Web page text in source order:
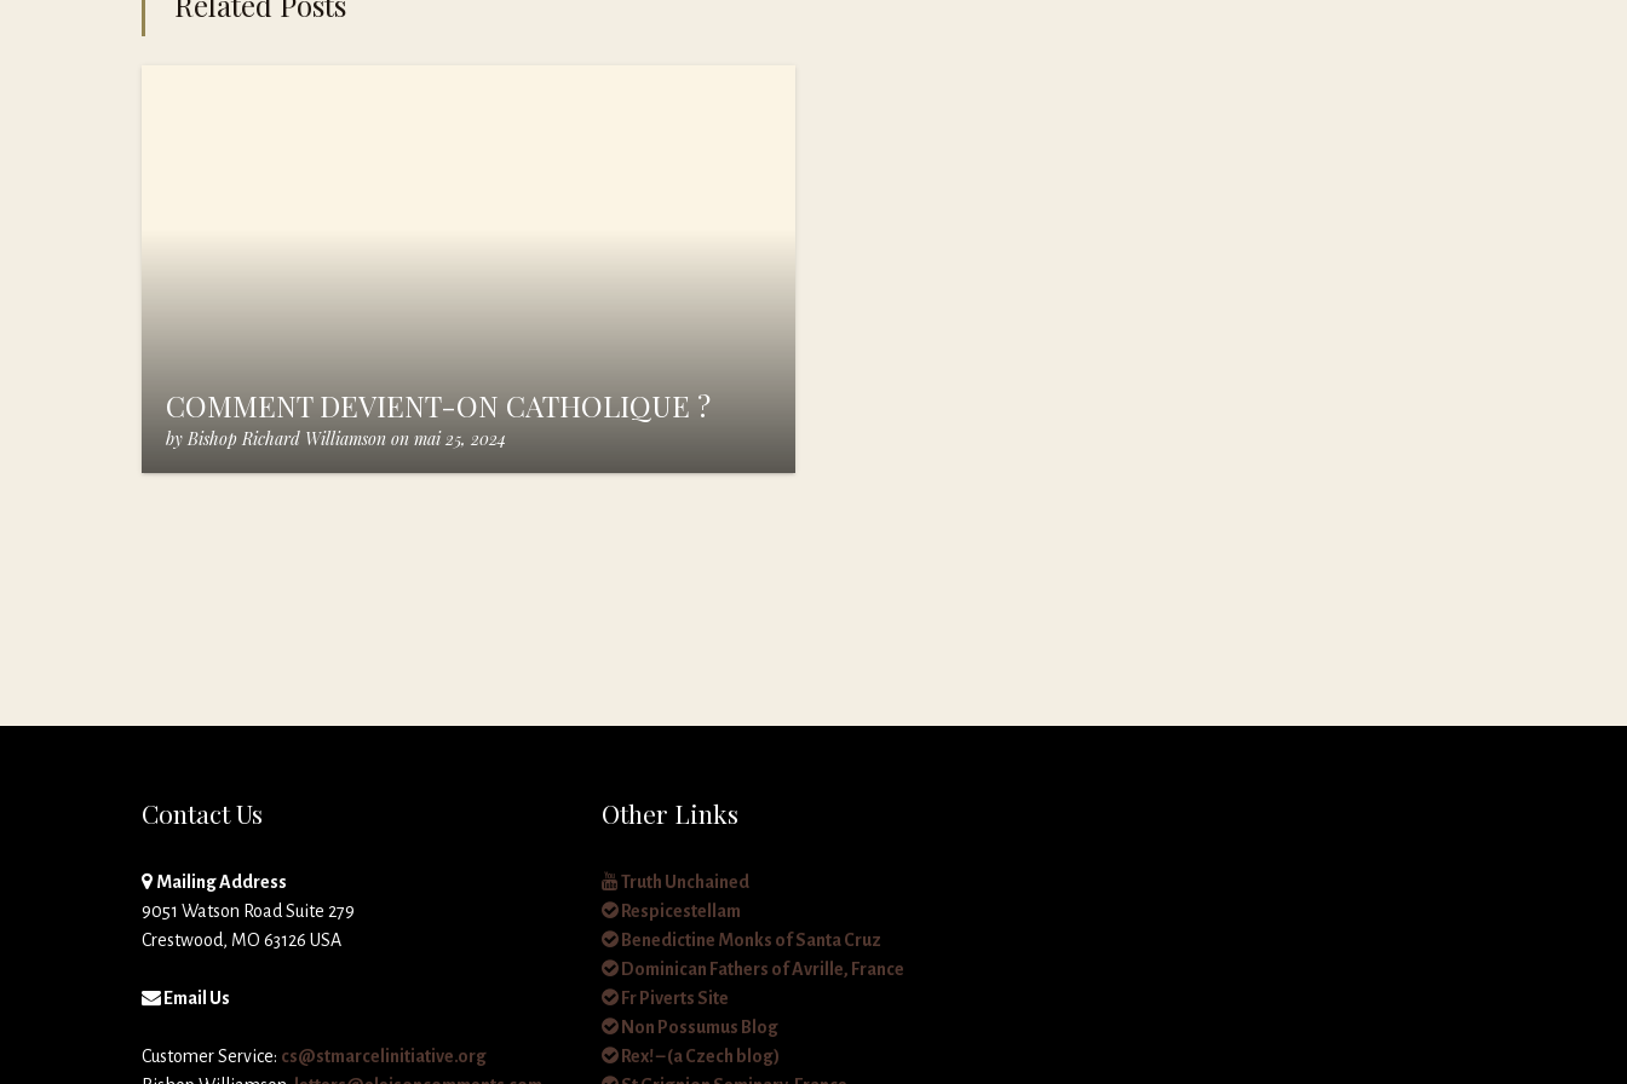
COMMENT DEVIENT-ON CATHOLIQUE ?
by Bishop Richard Williamson on mai 25, 2024
Contact Us
Mailing Address
9051 Watson Road Suite 279
Crestwood, MO 63126 USA
Email Us
Customer Service: cs@stmarcelinitiative.org
Other Links
Truth Unchained
Respicestellam
Benedictine Monks of Santa Cruz
Dominican Fathers of Avrille, France
Fr Piverts Site
Non Possumus Blog
Rex! – (a Czech blog)